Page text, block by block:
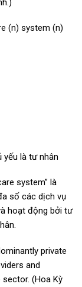
(n) system (n)
yếu là tư nhân
system” là
số các dịch vụ
hoạt động bởi tư
private
and
(Hoa Kỳ